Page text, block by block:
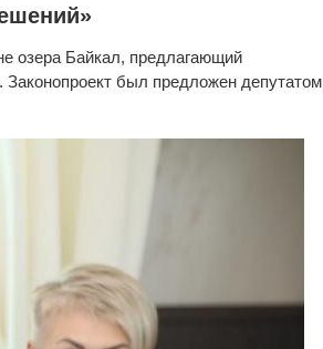
решений»
озера Байкал, предлагающий
Законопроект был предложен депутатом